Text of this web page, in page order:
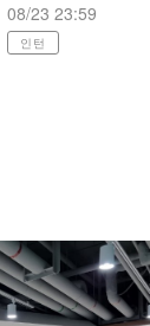
08/23 23:59
인턴